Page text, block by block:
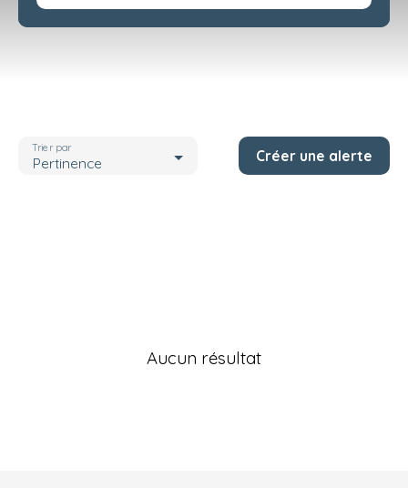
Budget max (€)
Pertinence
Trier par Créer une alerte
Aucun résultat